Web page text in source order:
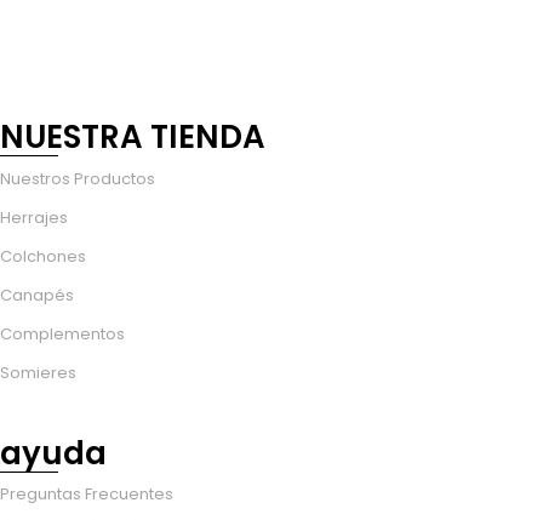
NUESTRA TIENDA
Nuestros Productos
Herrajes
Colchones
Canapés
Complementos
Somieres
ayuda
Preguntas Frecuentes